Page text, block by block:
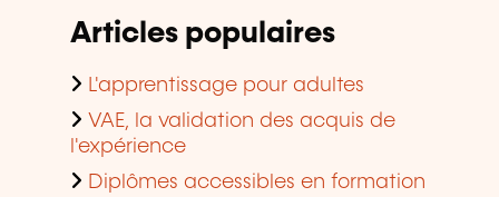
Articles populaires
L'apprentissage pour adultes
VAE, la validation des acquis de
l'expérience
Diplômes accessibles en formation